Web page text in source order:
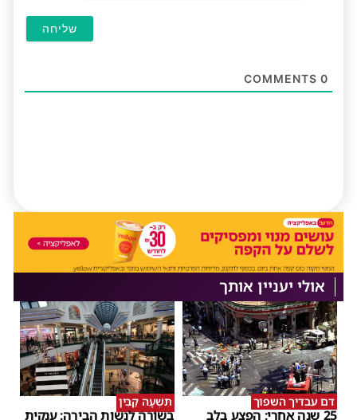
0
אולי יעניין אותך
דם עבדיך השפוך
25 שנה אחרי: הפצע בלב
תִּשְׁעָה קַבִּין
בשורה לנשות הבירה: ענקית